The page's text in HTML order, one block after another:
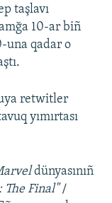
taşlavı
10-ar biñ
una qadar o
retwitler
yımırtası
dünyasınıñ
The Final"/